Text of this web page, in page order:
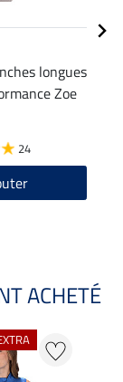
longues
Zoe
24
ACHETÉ